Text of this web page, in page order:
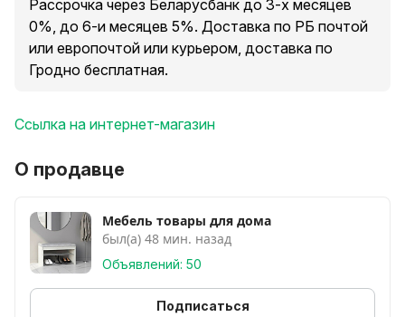
До 3-х месяцев 0%
до 6-и месяцев 5%
до 9-и месяцев 7%
до 12-и месяцев 9%
Доставка по РБ курьером.
Смотрите другие объявления продавца.
Рассрочка через Беларусбанк до 3-х месяцев
0%, до 6-и месяцев 5%. Доставка по РБ почтой
или европочтой или курьером, доставка по
Гродно бесплатная.
Ссылка на интернет-магазин
О продавце
Мебель товары для дома
был(а) 48 мин. назад
Объявлений: 50
Подписаться